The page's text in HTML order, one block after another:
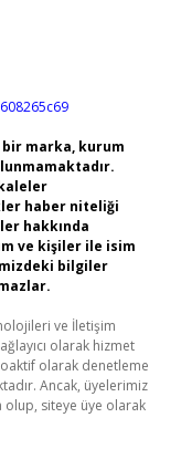
marka, kurum
haber niteliği
hakkında
ve kişiler ile isim
bilgiler
ve İletişim
olarak hizmet
olarak denetleme
Ancak, üyelerimiz
olup, siteye üye olarak